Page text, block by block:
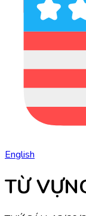
English
TỪ